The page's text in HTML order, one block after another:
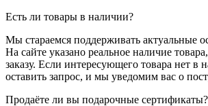
Есть ли товары в наличии?
Мы стараемся поддерживать актуальные
На сайте указано реальное наличие
заказу. Если интересующего товара нет в
оставить запрос, и мы уведомим вас о
Продаёте ли вы подарочные сертификаты?